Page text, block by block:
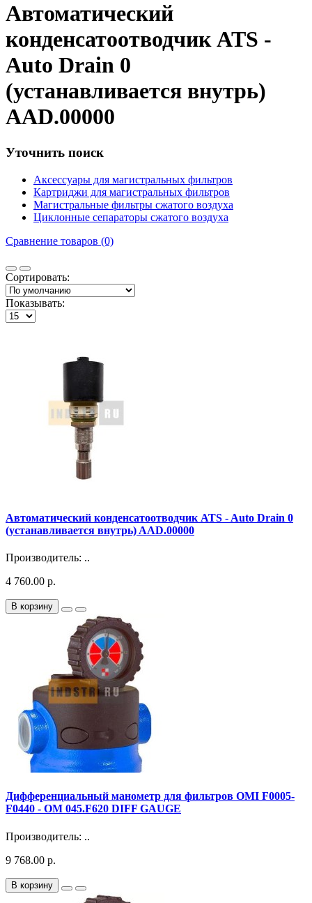
Автоматический
конденсатоотводчик ATS -
Auto Drain 0
(устанавливается внутрь)
AAD.00000
Уточнить поиск
Аксессуары для магистральных фильтров
Картриджи для магистральных фильтров
Магистральные фильтры сжатого воздуха
Циклонные сепараторы сжатого воздуха
Сравнение товаров (0)
Сортировать:
Показывать:
Автоматический конденсатоотводчик ATS - Auto Drain 0
(устанавливается внутрь) AAD.00000
Производитель: ..
4 760.00 р.
В корзину
Дифференциальный манометр для фильтров OMI F0005-
F0440 - OM 045.F620 DIFF GAUGE
Производитель: ..
9 768.00 р.
В корзину